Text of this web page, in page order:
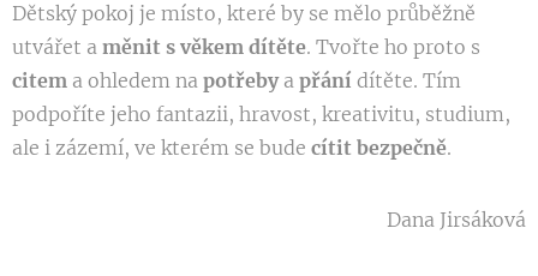
Dětský pokoj je místo, které by se mělo průběžně
utvářet a měnit s věkem dítěte. Tvořte ho proto s
citem a ohledem na potřebya přání dítěte. Tím
podpoříte jeho fantazii, hravost, kreativitu, studium,
ale i zázemí, ve kterém se bude cítit bezpečně.
Dana Jirsáková